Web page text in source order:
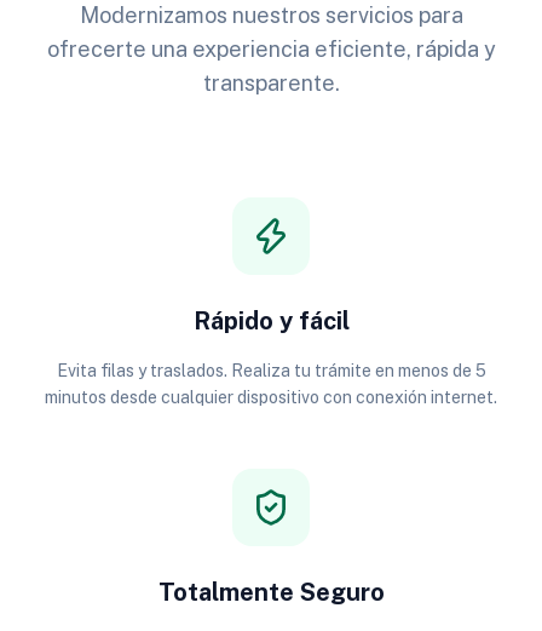
Modernizamos nuestros servicios para
ofrecerte una experiencia eficiente, rápida y
transparente.
Rápido y fácil
Evita filas y traslados. Realiza tu trámite en menos de 5
minutos desde cualquier dispositivo con conexión internet.
Totalmente Seguro